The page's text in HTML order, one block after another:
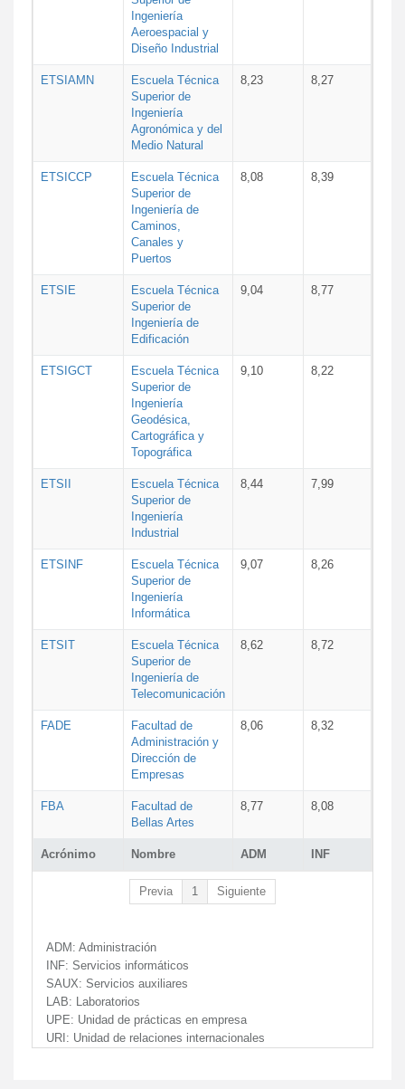
Acrónimo Nombre ADM INF
Ingeniería
Aeroespacial y
Diseño Industrial
ETSIAMN
Escuela Técnica
Superior de
Ingeniería
Agronómica y del
Medio Natural
8,23 8,27
ETSICCP
Escuela Técnica
Superior de
Ingeniería de
Caminos,
Canales y
Puertos
8,08 8,39
ETSIE
Escuela Técnica
Superior de
Ingeniería de
Edificación
9,04 8,77
ETSIGCT
Escuela Técnica
Superior de
Ingeniería
Geodésica,
Cartográfica y
Topográfica
9,10 8,22
ETSII
Escuela Técnica
Superior de
Ingeniería
Industrial
8,44 7,99
ETSINF
Escuela Técnica
Superior de
Ingeniería
Informática
9,07 8,26
ETSIT
Escuela Técnica
Superior de
Ingeniería de
Telecomunicación
8,62 8,72
FADE
Facultad de
Administración y
Dirección de
Empresas
8,06 8,32
FBA
Facultad de
Bellas Artes
8,77 8,08
Previa 1 Siguiente
ADM: Administración
INF: Servicios informáticos
SAUX: Servicios auxiliares
LAB: Laboratorios
UPE: Unidad de prácticas en empresa
URI: Unidad de relaciones internacionales